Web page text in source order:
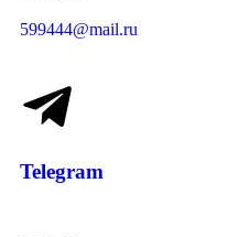
599444@mail.ru
Telegram